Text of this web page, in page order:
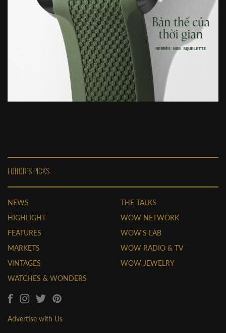
EDITOR'S PICKS
NEWS
HIGHLIGHT
FEATURES
MARKETS
VINTAGES
WATCHES & WONDERS
THE TALKS
WOW NETWORK
WOW'S LAB
WOW RADIO & TV
WOW JEWELRY
Advertise with Us